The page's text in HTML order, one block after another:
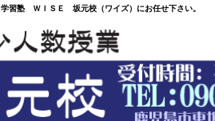
塾 ＷＩＳＥ 坂元校（ワイズ）にお任せ下さい。